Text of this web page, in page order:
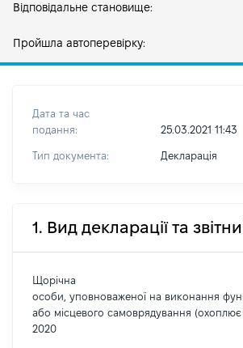
Відповідальне становище:
Пройшла автоперевірку:
Дата та час
подання:
25.03.2021 11:43
Тип документа: Декларація
1. Вид декларації та
Щорічна
особи, уповноваженої на виконання
або місцевого самоврядування (охоплює
2020